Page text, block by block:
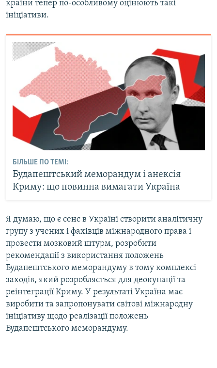
країни тепер по-особливому оцінюють такі
ініціативи.
БІЛЬШЕ ПО ТЕМІ:
Будапештський меморандум і анексія
Криму: що повинна вимагати Україна
Я думаю, що є сенс в Україні створити аналітичну
групу з учених і фахівців міжнародного права і
провести мозковий штурм, розробити
рекомендації з використання положень
Будапештського меморандуму в тому комплексі
заходів, який розробляється для деокупації та
реінтеграції Криму. У результаті Україна має
виробити та запропонувати світові міжнародну
ініціативу щодо реалізації положень
Будапештського меморандуму.